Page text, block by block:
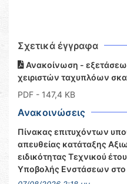
Σχετικά έγγραφα
Ανακοίνωση -
χειριστών ταχυπλόων
PDF - 147,4 KB
Ανακοινώσεις
Πίνακας επιτυχόντων
απευθείας κατάταξης
ειδικότητας Τεχνικού
Υποβολής Ενστάσεων